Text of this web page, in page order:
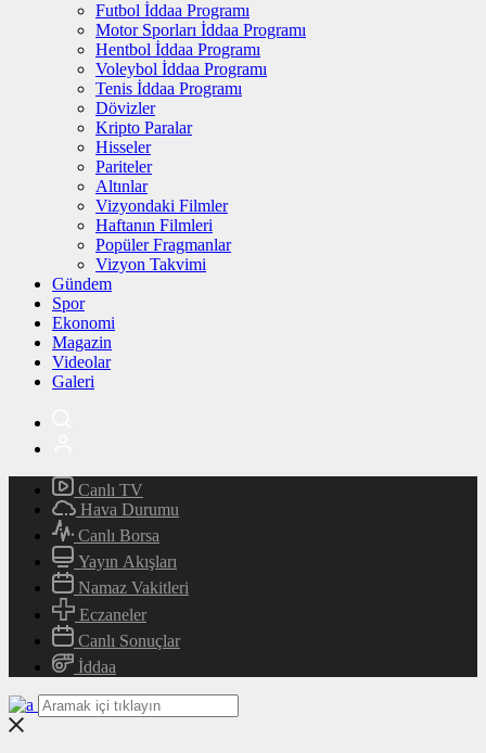
Futbol İddaa Programı
Motor Sporları İddaa Programı
Hentbol İddaa Programı
Voleybol İddaa Programı
Tenis İddaa Programı
Dövizler
Kripto Paralar
Hisseler
Pariteler
Altınlar
Vizyondaki Filmler
Haftanın Filmleri
Popüler Fragmanlar
Vizyon Takvimi
Gündem
Spor
Ekonomi
Magazin
Videolar
Galeri
Canlı TV
Hava Durumu
Canlı Borsa
Yayın Akışları
Namaz Vakitleri
Eczaneler
Canlı Sonuçlar
İddaa